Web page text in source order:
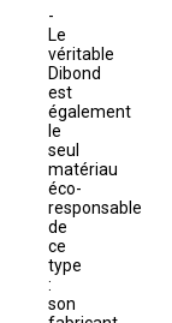
Le
véritable
Dibond
est
également
le
seul
matériau
éco-
responsable
de
ce
type
:
son